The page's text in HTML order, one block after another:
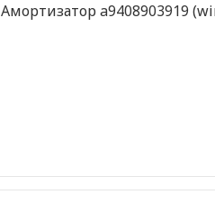
Амортизатор a9408903919